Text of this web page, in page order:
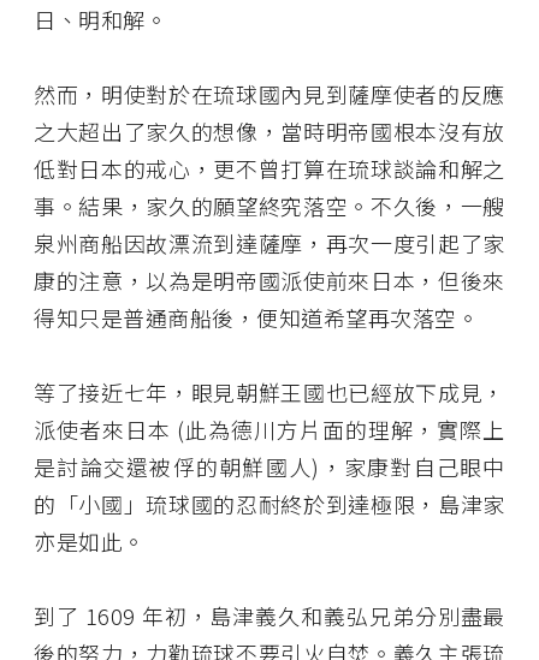
日、明和解。
然而，明使對於在琉球國內見到薩摩使者的反應
之大超出了家久的想像，當時明帝國根本沒有放
低對日本的戒心，更不曾打算在琉球談論和解之
事。結果，家久的願望終究落空。不久後，一艘
泉州商船因故漂流到達薩摩，再次一度引起了家
康的注意，以為是明帝國派使前來日本，但後來
得知只是普通商船後，便知道希望再次落空。
等了接近七年，眼見朝鮮王國也已經放下成見，
派使者來日本 (此為德川方片面的理解，實際上
是討論交還被俘的朝鮮國人)，家康對自己眼中
的「小國」琉球國的忍耐終於到達極限，島津家
亦是如此。
到了 1609 年初，島津義久和義弘兄弟分別盡最
後的努力，力勸琉球不要引火自焚。義久主張琉